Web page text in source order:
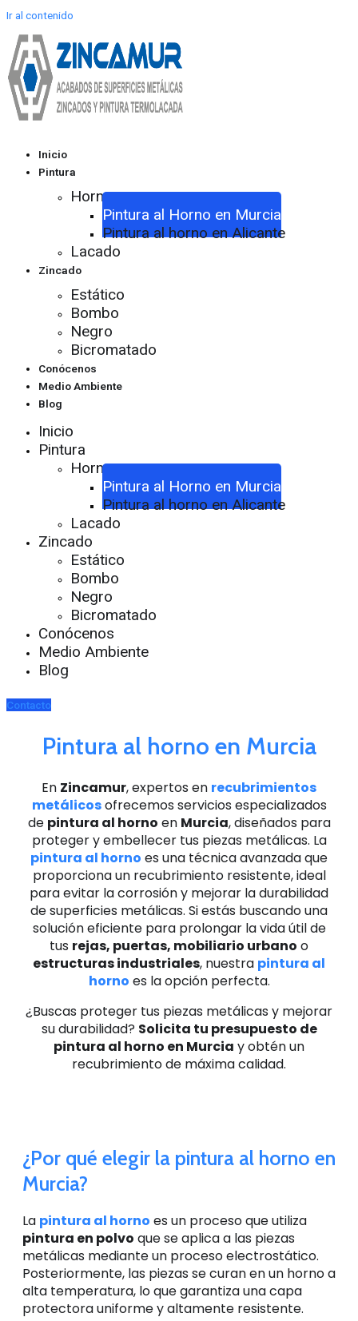
Ir al contenido
Inicio
Pintura
Horno
Pintura al Horno en Murcia
Pintura al horno en Alicante
Lacado
Zincado
Estático
Bombo
Negro
Bicromatado
Conócenos
Medio Ambiente
Blog
Inicio
Pintura
Horno
Pintura al Horno en Murcia
Pintura al horno en Alicante
Lacado
Zincado
Estático
Bombo
Negro
Bicromatado
Conócenos
Medio Ambiente
Blog
Contacto
Pintura al horno en Murcia
En Zincamur, expertos en recubrimientos
metálicosofrecemos servicios especializados
de pintura al horno en Murcia, diseñados para
proteger y embellecer tus piezas metálicas. La
pintura al horno es una técnica avanzada que
proporciona un recubrimiento resistente, ideal
para evitar la corrosión y mejorar la durabilidad
de superficies metálicas. Si estás buscando una
solución eficiente para prolongar la vida útil de
tus rejas, puertas, mobiliario urbano o
estructuras industriales, nuestra pintura al
horno es la opción perfecta.
¿Buscas proteger tus piezas metálicas y mejorar
su durabilidad? Solicita tu presupuesto de
pintura al horno en Murcia y obtén un
recubrimiento de máxima calidad.
¿Por qué elegir la pintura al horno en
Murcia?
La pintura al horno es un proceso que utiliza
pintura en polvo que se aplica a las piezas
metálicas mediante un proceso electrostático.
Posteriormente, las piezas se curan en un horno a
alta temperatura, lo que garantiza una capa
protectora uniforme y altamente resistente.